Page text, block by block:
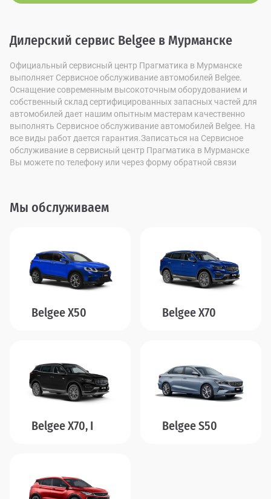
Дилерский сервис Belgee в Мурманске
Официальный сервисный центр Прагматика в Мурманске
выполняет Сервисное обслуживание автомобилей Belgee.
Оснащение современным высокоточным оборудованием и
собственный склад сертифицированных запасных частей для
автомобилей дает нашим опытным мастерам качественно
выполнять Сервисное обслуживание автомобилей Belgee. На
все виды работ дается гарантия.Записаться на Сервисное
обслуживание в сервисный центр Прагматика в Мурманске
Вы можете по телефону или через форму обратной связи
Мы обслуживаем
Belgee X50 Belgee X70
Belgee X70, I Belgee S50